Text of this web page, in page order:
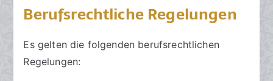
Berufsrechtliche Regelungen
Es gelten die folgenden berufsrechtlichen
Regelungen: